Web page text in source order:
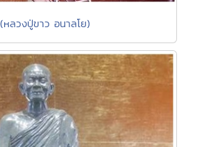
ลวงปู่ขาว อนาลโย)